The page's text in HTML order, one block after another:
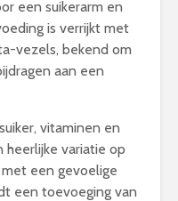
een suikerarm en
is verrijkt met
vezels, bekend om
aan een
vitaminen en
heerlijke variatie op
een gevoelige
een toevoeging van